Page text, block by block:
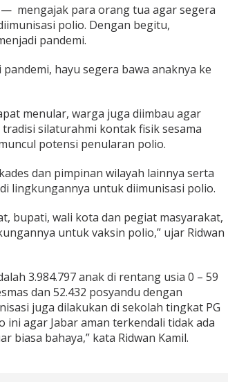
mengajak para orang tua agar segera
polio. Dengan begitu,
pandemi.
hayu segera bawa anaknya ke
menular, warga juga diimbau agar
silaturahmi kontak fisik sesama
potensi penularan polio.
dan pimpinan wilayah lainnya serta
lingkungannya untuk diimunisasi polio.
bupati, wali kota dan pegiat masyarakat,
untuk vaksin polio,” ujar Ridwan
3.984.797 anak di rentang usia 0 – 59
dan 52.432 posyandu dengan
juga dilakukan di sekolah tingkat PG
ini agar Jabar aman terkendali tidak ada
biasa bahaya,” kata Ridwan Kamil.